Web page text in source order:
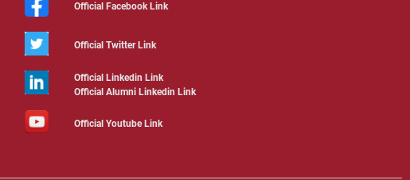
Official Facebook Link
Official Twitter Link
Official Linkedin Link
Official Alumni Linkedin Link
Official Youtube Link